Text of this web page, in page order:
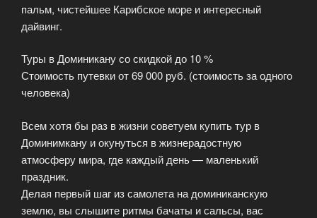
пальм, чистейшее Карибское море и интересный
дайвинг.
Туры в Доминикану со скидкой до 10 %
Стоимость путевки от 69 000 руб. (стоимость за одного
человека)
Всем хотя бы раз в жизни советуем купить тур в
Доминимкану и окунуться в жизнерадостную
атмосферу мира, где каждый день — маленький
праздник.
Делая первый шаг из самолета на доминиканскую
землю, вы слышите ритмы бачаты и сальсы, вас